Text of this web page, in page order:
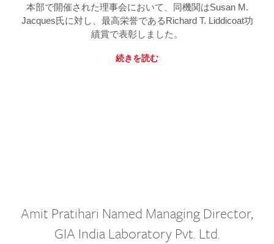
本部で開催された理事会において、同機関はSusan M.
Jacques氏に対し、最高栄誉であるRichard T. Liddicoat功
績賞で表彰しました。
続きを読む
Amit Pratihari Named Managing Director,
GIA India Laboratory Pvt. Ltd.